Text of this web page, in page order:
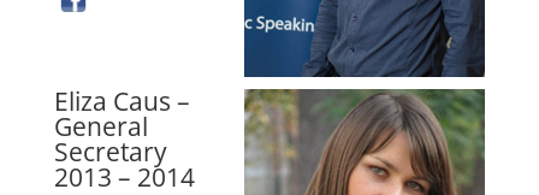
Eliza Caus –
General
Secretary
2013 – 2014